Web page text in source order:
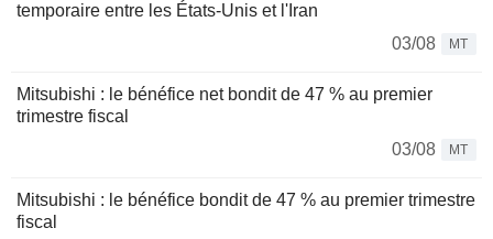
temporaire entre les États-Unis et l'Iran
03/08
MT
Mitsubishi : le bénéfice net bondit de 47 % au premier
trimestre fiscal
03/08
MT
Mitsubishi : le bénéfice bondit de 47 % au premier trimestre
fiscal